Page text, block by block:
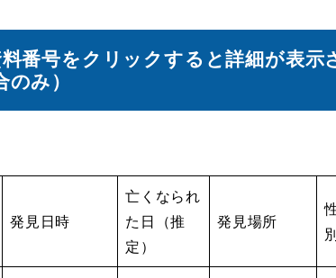
番号をクリックすると詳細が表示
のみ）
発見日時
亡くなられ
た日（推
定）
発見場所